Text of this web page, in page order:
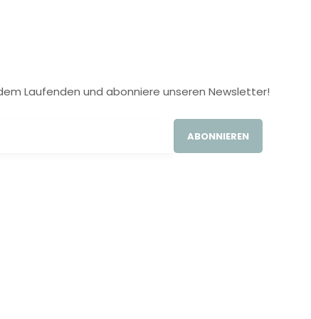
Laufenden und abonniere unseren Newsletter!
ABONNIEREN